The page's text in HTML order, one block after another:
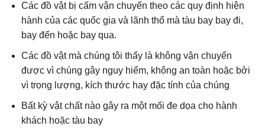
Các đồ vật bị cấm vận chuyển theo các quy định hiện
hành của các quốc gia và lãnh thổ mà tàu bay bay đi,
bay đến hoặc bay qua.
Các đồ vật mà chúng tôi thấy là không vận chuyển
được vì chúng gây nguy hiểm, không an toàn hoặc bởi
vì trọng lượng, kích thước hay đặc tính của chúng
Bất kỳ vật chất nào gây ra một mối đe dọa cho hành
khách hoặc tàu bay